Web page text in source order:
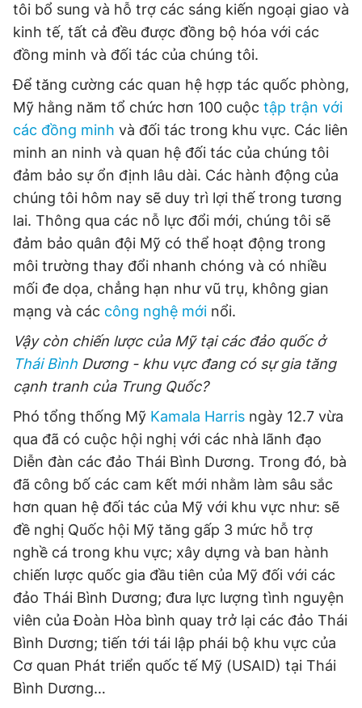
tôi bổ sung và hỗ trợ các sáng kiến ngoại giao và
kinh tế, tất cả đều được đồng bộ hóa với các
đồng minh và đối tác của chúng tôi.
Để tăng cường các quan hệ hợp tác quốc phòng,
Mỹ hằng năm tổ chức hơn 100 cuộc tập trận với
các đồng minh và đối tác trong khu vực. Các liên
minh an ninh và quan hệ đối tác của chúng tôi
đảm bảo sự ổn định lâu dài. Các hành động của
chúng tôi hôm nay sẽ duy trì lợi thế trong tương
lai. Thông qua các nỗ lực đổi mới, chúng tôi sẽ
đảm bảo quân đội Mỹ có thể hoạt động trong
môi trường thay đổi nhanh chóng và có nhiều
mối đe dọa, chẳng hạn như vũ trụ, không gian
mạng và các công nghệ mới nổi.
Vậy còn chiến lược của Mỹ tại các đảo quốc ở
Thái Bình Dương - khu vực đang có sự gia tăng
cạnh tranh của Trung Quốc?
Phó tổng thống Mỹ Kamala Harris ngày 12.7 vừa
qua đã có cuộc hội nghị với các nhà lãnh đạo
Diễn đàn các đảo Thái Bình Dương. Trong đó, bà
đã công bố các cam kết mới nhằm làm sâu sắc
hơn quan hệ đối tác của Mỹ với khu vực như: sẽ
đề nghị Quốc hội Mỹ tăng gấp 3 mức hỗ trợ
nghề cá trong khu vực; xây dựng và ban hành
chiến lược quốc gia đầu tiên của Mỹ đối với các
đảo Thái Bình Dương; đưa lực lượng tình nguyện
viên của Đoàn Hòa bình quay trở lại các đảo Thái
Bình Dương; tiến tới tái lập phái bộ khu vực của
Cơ quan Phát triển quốc tế Mỹ (USAID) tại Thái
Bình Dương…